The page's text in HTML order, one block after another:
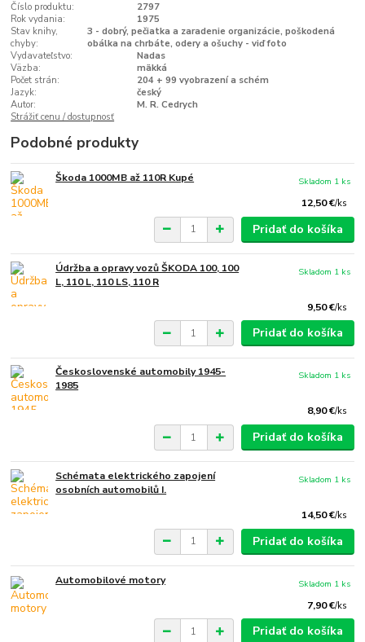
Číslo produktu:
2797
Rok vydania:
1975
Stav knihy,
chyby:
3 - dobrý, pečiatka a zaradenie organizácie, poškodená
obálka na chrbáte, odery a ošuchy - viď foto
Vydavateľstvo:
Nadas
Väzba:
mäkká
Počet strán:
204 + 99 vyobrazení a schém
Jazyk:
český
Autor:
M. R. Cedrych
Strážiť cenu / dostupnosť
Podobné produkty
Škoda 1000MB až 110R Kupé
12,50 €/ks
Skladom 1 ks
Pridať do košíka
Údržba a opravy vozů ŠKODA 100, 100
L, 110 L, 110 LS, 110 R
9,50 €/ks
Skladom 1 ks
Pridať do košíka
Československé automobily 1945-
1985
8,90 €/ks
Skladom 1 ks
Pridať do košíka
Schémata elektrického zapojení
osobních automobilů I.
14,50 €/ks
Skladom 1 ks
Pridať do košíka
Automobilové motory
7,90 €/ks
Skladom 1 ks
Pridať do košíka